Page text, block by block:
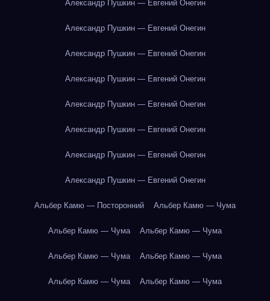
Александр Пушкин — Евгений Онегин
Александр Пушкин — Евгений Онегин
Александр Пушкин — Евгений Онегин
Александр Пушкин — Евгений Онегин
Александр Пушкин — Евгений Онегин
Александр Пушкин — Евгений Онегин
Александр Пушкин — Евгений Онегин
Александр Пушкин — Евгений Онегин
Альбер Камю — Посторонний Альбер Камю — Чума
Альбер Камю — Чума Альбер Камю — Чума
Альбер Камю — Чума Альбер Камю — Чума
Альбер Камю — Чума Альбер Камю — Чума